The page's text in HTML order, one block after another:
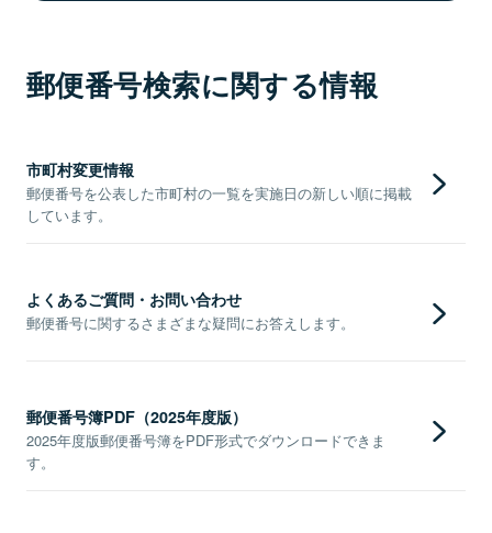
郵便番号検索に関する情報
市町村変更情報
郵便番号を公表した市町村の一覧を実施日の新しい順に掲載
しています。
よくあるご質問・お問い合わせ
郵便番号に関するさまざまな疑問にお答えします。
郵便番号簿PDF（2025年度版）
2025年度版郵便番号簿をPDF形式でダウンロードできま
す。